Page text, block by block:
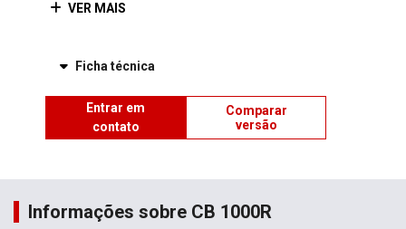
VER MAIS
Ficha técnica
Entrar em
contato
Comparar
versão
Informações sobre CB 1000R